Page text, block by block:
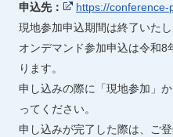
申込先：
https://conference-
現地参加申込期間は終了いたし
オンデマンド参加申込は令和
ります。
申し込みの際に「現地参加」
ってください。
申し込みが完了した際は、ご